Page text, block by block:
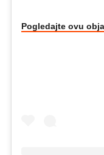
Pogledajte ovu